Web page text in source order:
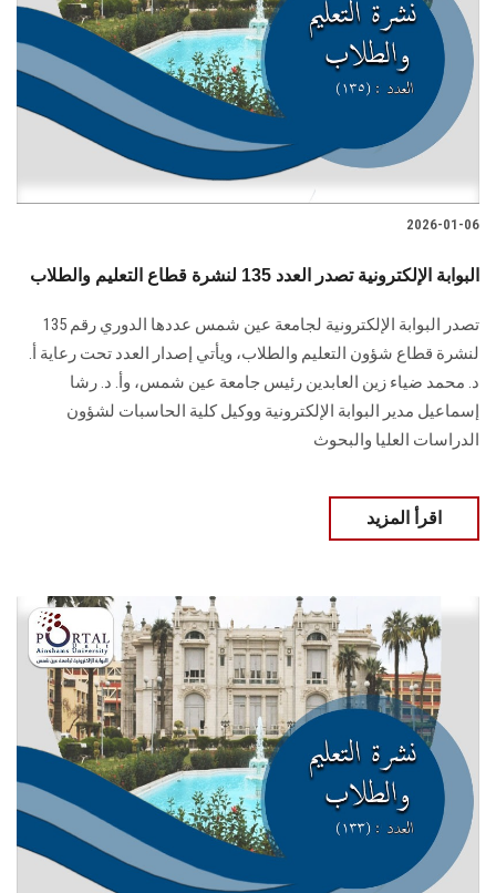
2026-01-06
البوابة الإلكترونية تصدر العدد 135 لنشرة قطاع التعليم والطلاب
تصدر البوابة الإلكترونية لجامعة عين شمس عددها الدوري رقم 135
لنشرة قطاع شؤون التعليم ‏والطلاب‎، ويأتي إصدار العدد تحت رعاية أ.
د. محمد ضياء زين العابدين رئيس جامعة عين شمس، وأ. د. ‏رشا
إسماعيل مدير البوابة الإلكترونية ووكيل كلية الحاسبات لشؤون
‏الدراسات العليا والبحوث
اقرأ المزيد